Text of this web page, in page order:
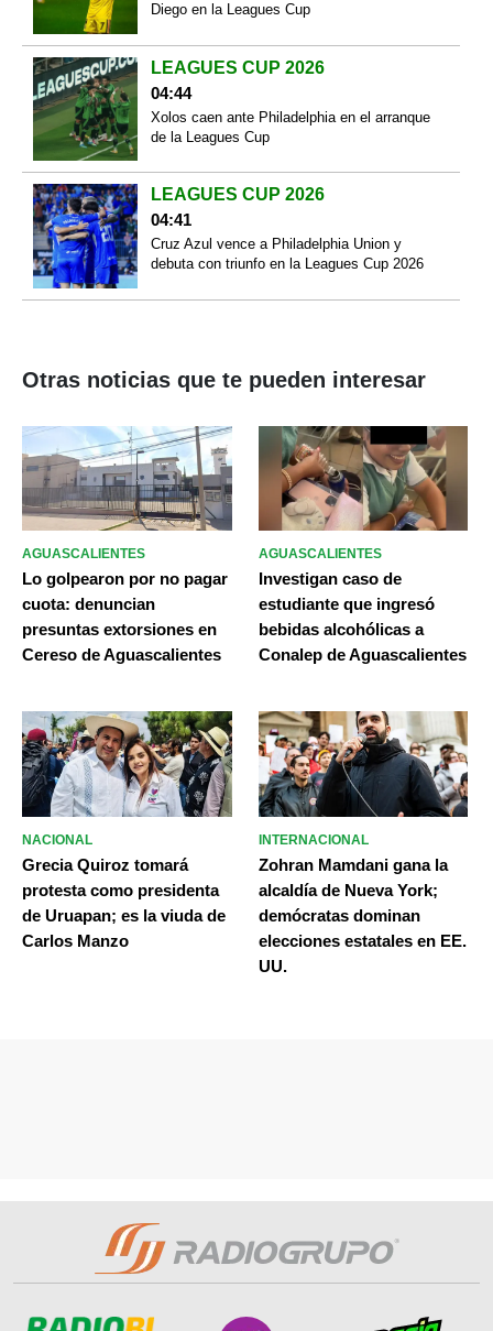
Diego en la Leagues Cup
LEAGUES CUP 2026
04:44
Xolos caen ante Philadelphia en el arranque
de la Leagues Cup
LEAGUES CUP 2026
04:41
Cruz Azul vence a Philadelphia Union y
debuta con triunfo en la Leagues Cup 2026
Otras noticias que te pueden interesar
AGUASCALIENTES
Lo golpearon por no pagar
cuota: denuncian
presuntas extorsiones en
Cereso de Aguascalientes
AGUASCALIENTES
Investigan caso de
estudiante que ingresó
bebidas alcohólicas a
Conalep de Aguascalientes
NACIONAL
Grecia Quiroz tomará
protesta como presidenta
de Uruapan; es la viuda de
Carlos Manzo
INTERNACIONAL
Zohran Mamdani gana la
alcaldía de Nueva York;
demócratas dominan
elecciones estatales en EE.
UU.